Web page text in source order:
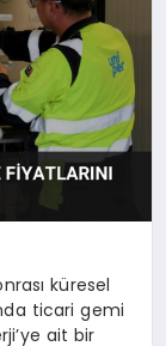
küresel
ticari gemi
ait bir